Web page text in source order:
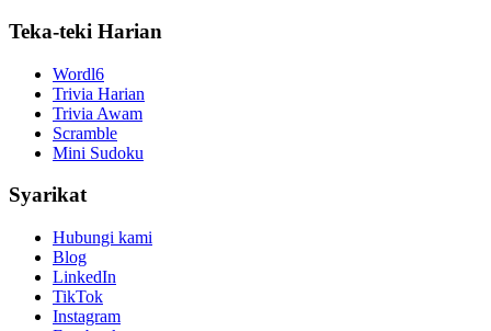
Teka-teki Harian
Wordl6
Trivia Harian
Trivia Awam
Scramble
Mini Sudoku
Syarikat
Hubungi kami
Blog
LinkedIn
TikTok
Instagram